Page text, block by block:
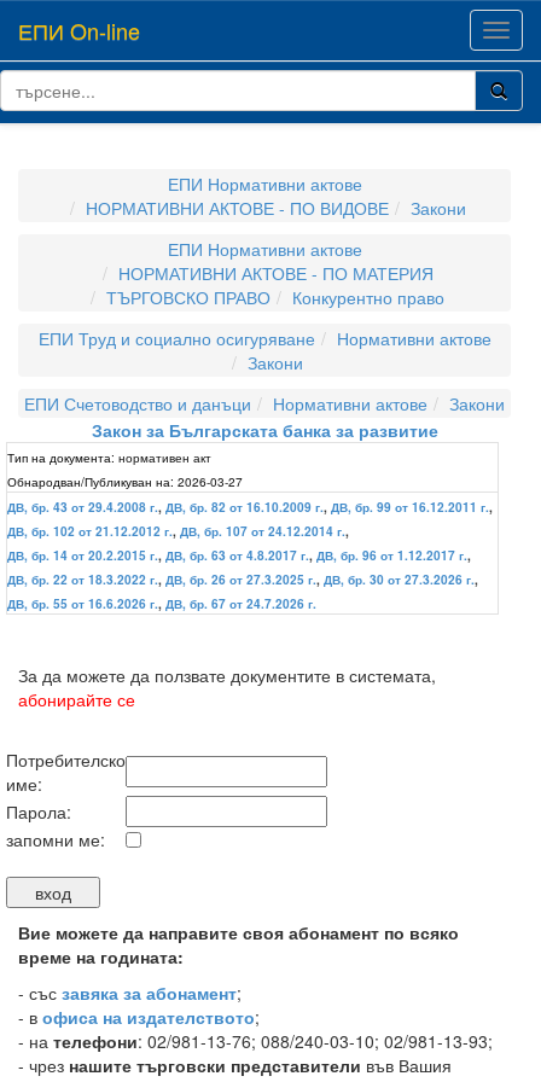
ЕПИ On-line
ЕПИ Нормативни актове
НОРМАТИВНИ АКТОВЕ - ПО ВИДОВЕ
Закони
ЕПИ Нормативни актове
НОРМАТИВНИ АКТОВЕ - ПО МАТЕРИЯ
ТЪРГОВСКО ПРАВО
Конкурентно право
ЕПИ Труд и социално осигуряване
Нормативни актове
Закони
ЕПИ Счетоводство и данъци
Нормативни актове
Закони
Закон за Българската банка за развитие
Тип на документа: нормативен акт
Обнародван/Публикуван на: 2026-03-27
ДВ, бр. 43 от 29.4.2008 г., ДВ, бр. 82 от 16.10.2009 г., ДВ, бр. 99 от 16.12.2011 г.,
ДВ, бр. 102 от 21.12.2012 г., ДВ, бр. 107 от 24.12.2014 г.,
ДВ, бр. 14 от 20.2.2015 г., ДВ, бр. 63 от 4.8.2017 г., ДВ, бр. 96 от 1.12.2017 г.,
ДВ, бр. 22 от 18.3.2022 г., ДВ, бр. 26 от 27.3.2025 г., ДВ, бр. 30 от 27.3.2026 г.,
ДВ, бр. 55 от 16.6.2026 г., ДВ, бр. 67 от 24.7.2026 г.
За да можете да ползвате документите в системата,
абонирайте се
Потребителско
име:
Парола:
запомни ме:
Вие можете да направите своя абонамент по всяко
време на годината:
- със завяка за абонамент;
- в офиса на издателството;
- на телефони: 02/981-13-76; 088/240-03-10; 02/981-13-93;
- чрез нашите търговски представители във Вашия